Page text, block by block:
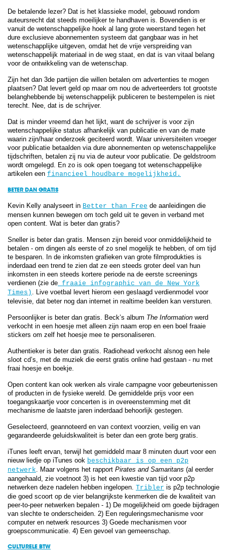
De betalende lezer? Dat is het klassieke model, gebouwd rondom
auteursrecht dat steeds moeilijker te handhaven is. Bovendien is er
vanuit de wetenschappelijke hoek al lang grote weerstand tegen het
dure exclusieve abonnementen systeem dat gangbaar was in het
wetenschapplijke uitgeven, omdat het de vrije verspreiding van
wetenschappelijk materiaal in de weg staat, en dat is van vitaal belang
voor de ontwikkeling van de wetenschap.
Zijn het dan 3de partijen die willen betalen om advertenties te mogen
plaatsen? Dat levert geld op maar om nou de adverteerders tot grootste
belanghebbende bij wetenschappelijk publiceren te bestempelen is niet
terecht. Nee, dat is de schrijver.
Dat is minder vreemd dan het lijkt, want de schrijver is voor zijn
wetenschappelijke status afhankelijk van publicatie en van de mate
waarin zijn/haar onderzoek geciteerd wordt. Waar universiteiten vroeger
voor publicatie betaalden via dure abonnementen op wetenschappelijke
tijdschriften, betalen zij nu via de auteur voor publicatie. De geldstroom
wordt omgelegd. En zo is ook open toegang tot wetenschappelijke
artikelen een financieel houdbare mogelijkheid.
BETER DAN GRATIS
Kevin Kelly analyseert in Better than Free de aanleidingen die
mensen kunnen bewegen om toch geld uit te geven in verband met
open content. Wat is beter dan gratis?
Sneller is beter dan gratis. Mensen zijn bereid voor onmiddelijkheid te
betalen - om dingen als eerste of zo snel mogelijk te hebben, of om tijd
te besparen. In de inkomsten grafieken van grote filmprodukties is
inderdaad een trend te zien dat ze een steeds groter deel van hun
inkomsten in een steeds kortere periode na de eerste screenings
verdienen (zie de fraaie infographic van de New York
Times) . Live voetbal levert hierom een geslaagd verdienmodel voor
televisie, dat beter nog dan internet in realtime beelden kan versturen.
Persoonlijker is beter dan gratis. Beck’s album The Information werd
verkocht in een hoesje met alleen zijn naam erop en een boel fraaie
stickers om zelf het hoesje mee te personaliseren.
Authentieker is beter dan gratis. Radiohead verkocht alsnog een hele
sloot cd’s, met de muziek die eerst gratis online had gestaan - nu met
fraai hoesje en boekje.
Open content kan ook werken als virale campagne voor gebeurtenissen
of producten in de fysieke wereld. De gemiddelde prijs voor een
toegangskaartje voor concerten is in overeenstemming met dit
mechanisme de laatste jaren inderdaad behoorlijk gestegen.
Geselecteerd, geannoteerd en van context voorzien, veilig en van
gegarandeerde geluidskwaliteit is beter dan een grote berg gratis.
iTunes leeft ervan, terwijl het gemiddeld maar 8 minuten duurt voor een
nieuw liedje op iTunes ook beschikbaar is op een p2p
netwerk. Maar volgens het rapport Pirates and Samaritans (al eerder
aangehaald, zie voetnoot 3) is het een kwestie van tijd voor p2p
netwerken deze nadelen hebben ingelopen. Tribler is p2p technologie
die goed scoort op de vier belangrijkste kenmerken die de kwaliteit van
peer-to-peer netwerken bepalen - 1) De mogelijkheid om goede bijdragen
van slechte te onderscheiden. 2) Een reguleringsmechanisme voor
computer en netwerk resources 3) Goede mechanismen voor
groepscommunicatie. 4) Een gevoel van gemeenschap.
CULTURELE BTW